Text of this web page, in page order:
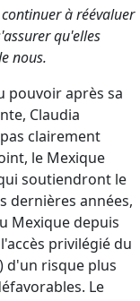
à réévaluer
qu'elles
nous.
pouvoir après sa
Claudia
clairement
le Mexique
soutiendront le
dernières années,
Mexique depuis
privilégié du
d'un risque plus
Le